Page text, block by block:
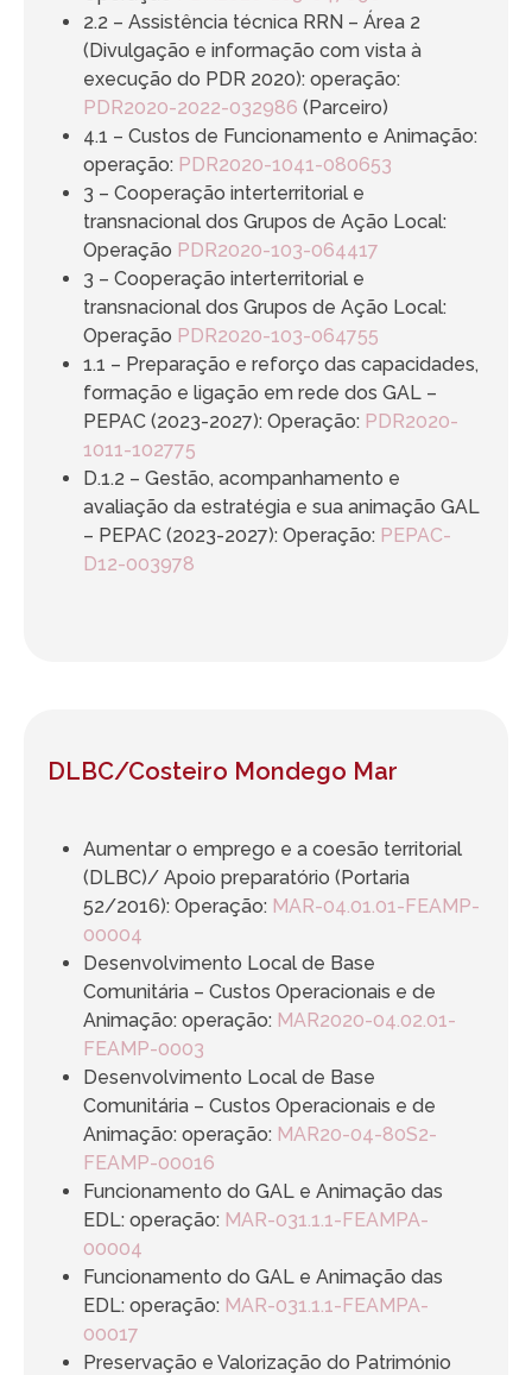
2.2 – Assistência técnica RRN – Área 2
(Divulgação e informação com vista à
execução do PDR 2020): operação:
PDR2020-2022-032986 (Parceiro)
4.1 – Custos de Funcionamento e Animação:
operação: PDR2020-1041-080653
3 – Cooperação interterritorial e
transnacional dos Grupos de Ação Local:
Operação PDR2020-103-064417
3 – Cooperação interterritorial e
transnacional dos Grupos de Ação Local:
Operação PDR2020-103-064755
1.1 – Preparação e reforço das capacidades,
formação e ligação em rede dos GAL –
PEPAC (2023-2027): Operação: PDR2020-
1011-102775
D.1.2 – Gestão, acompanhamento e
avaliação da estratégia e sua animação GAL
– PEPAC (2023-2027): Operação: PEPAC-
D12-003978
DLBC/Costeiro Mondego Mar
Aumentar o emprego e a coesão territorial
(DLBC)/ Apoio preparatório (Portaria
52/2016): Operação: MAR-04.01.01-FEAMP-
00004
Desenvolvimento Local de Base
Comunitária – Custos Operacionais e de
Animação: operação: MAR2020-04.02.01-
FEAMP-0003
Desenvolvimento Local de Base
Comunitária – Custos Operacionais e de
Animação: operação: MAR20-04-80S2-
FEAMP-00016
Funcionamento do GAL e Animação das
EDL: operação: MAR-031.1.1-FEAMPA-
00004
Funcionamento do GAL e Animação das
EDL: operação: MAR-031.1.1-FEAMPA-
00017
Preservação e Valorização do Património